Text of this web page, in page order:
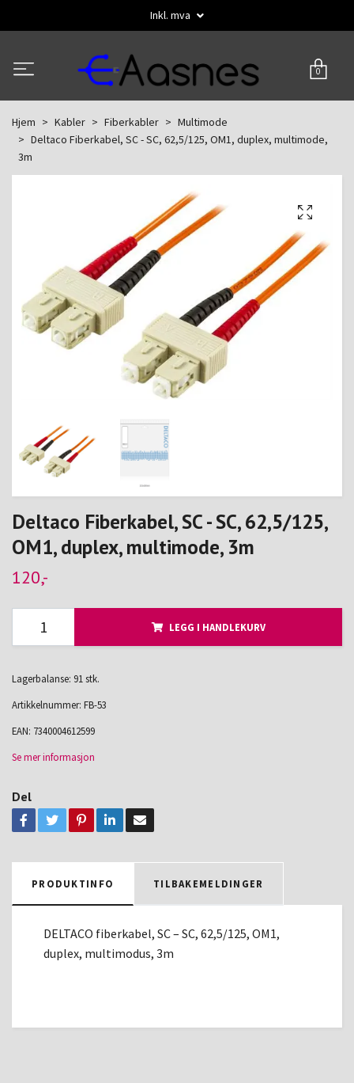
Inkl. mva
0
Hjem Kabler Fiberkabler
Multimode
Deltaco Fiberkabel, SC - SC, 62,5/125, OM1, duplex, multimode,
3m
Deltaco Fiberkabel, SC - SC, 62,5/125,
OM1, duplex, multimode, 3m
120,-
LEGG I HANDLEKURV
Lagerbalanse: 91 stk.
Artikkelnummer: FB-53
EAN: 7340004612599
Se mer informasjon
Del
PRODUKTINFO TILBAKEMELDINGER
DELTACO fiberkabel, SC – SC, 62,5/125, OM1,
duplex, multimodus, 3m